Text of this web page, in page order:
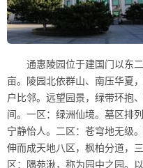
通惠陵园位于建国门以东
亩。陵园北依群山、南压华夏
户比邻。远望园景，绿带环抱
间。一区：绿洲仙境。墓区排
宁静怡人。二区：苍穹地无级
伸而成天地八区，枫柏分道，
区：隅苑湫，称为园中之园。